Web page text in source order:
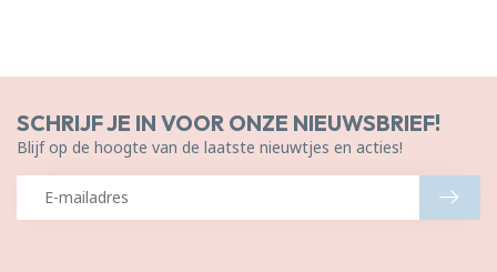
SCHRIJF JE IN VOOR ONZE NIEUWSBRIEF!
Blijf op de hoogte van de laatste nieuwtjes en acties!